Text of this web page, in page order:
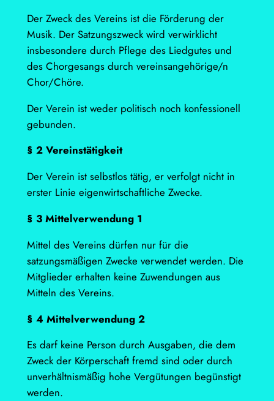
Der Zweck des Vereins ist die Förderung der
Musik. Der Satzungszweck wird verwirklicht
insbesondere durch Pflege des Liedgutes und
des Chorgesangs durch vereinsangehörige/n
Chor/Chöre.
Der Verein ist weder politisch noch konfessionell
gebunden.
§ 2 Vereinstätigkeit
Der Verein ist selbstlos tätig, er verfolgt nicht in
erster Linie eigenwirtschaftliche Zwecke.
§ 3 Mittelverwendung 1
Mittel des Vereins dürfen nur für die
satzungsmäßigen Zwecke verwendet werden. Die
Mitglieder erhalten keine Zuwendungen aus
Mitteln des Vereins.
§ 4 Mittelverwendung 2
Es darf keine Person durch Ausgaben, die dem
Zweck der Körperschaft fremd sind oder durch
unverhältnismäßig hohe Vergütungen begünstigt
werden.